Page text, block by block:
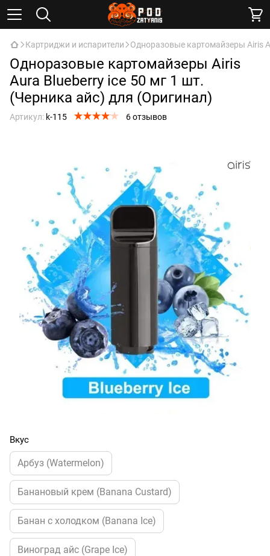
Картриджи и испарители Одноразовые картомайзеры Airis
Одноразовые картомайзеры Airis
Aura Blueberry ice 50 мг 1 шт.
(Черника айс) для (Оригинал)
Артикул: k-115 6 отзывов
Вкус
Арбуз (Watermelon)
Банановый крем (Banana Custard)
Банан с холодком (Banana Ice)
Виноград айс (Grape Ice)